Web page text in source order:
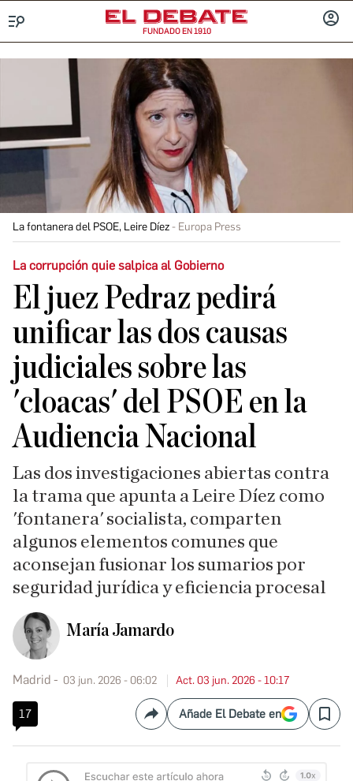
FUNDADO EN 1910
La fontanera del PSOE, Leire Díez Europa Press
La corrupción quie salpica al Gobierno
El juez Pedraz pedirá
unificar las dos causas
judiciales sobre las
'cloacas' del PSOE en la
Audiencia Nacional
Las dos investigaciones abiertas contra
la trama que apunta a Leire Díez como
'fontanera' socialista, comparten
algunos elementos comunes que
aconsejan fusionar los sumarios por
seguridad jurídica y eficiencia procesal
María Jamardo
Madrid 03 jun. 2026 - 06:02 Act. 03 jun. 2026 - 10:17
17 CompartirAñade El Debate en Save